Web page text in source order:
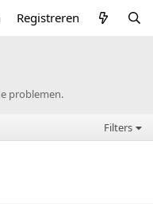
Registreren
problemen.
Filters